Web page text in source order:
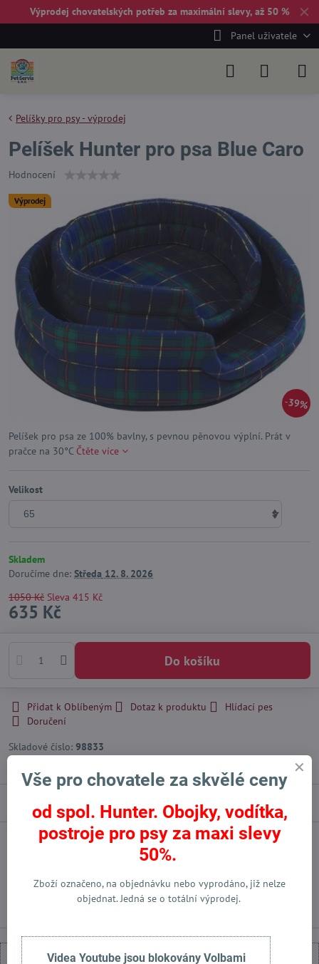
✕
Výprodej chovatelských potřeb za maximální slevy, až 50 %
Panel uživatele
Výprodej
39%
Pelíšky pro psy - výprodej
Pelíšek Hunter pro psa Blue Caro
Hodnocení
Pelíšek pro psa ze 100% bavlny, s pevnou pěnovou výplní. Prát v
pračce na 30°C Čtěte více
Velikost
Skladem
Doručíme dne: Středa 12. 8. 2026
1050 Kč Sleva 415 Kč
635 Kč
Do košíku
Přidat k Oblíbeným Dotaz k produktu
Hlídací pes
Doručení
Skladové číslo: 98833
BlueskyPinterest
Předchozí produkt Následující produkt
Vše pro chovatele za skvělé ceny
od spol. Hunter. Obojky, vodítka,
postroje pro psy za maxi slevy
50%.
Zboží označeno, na objednávku nebo vyprodáno, již nelze
objednat. Jedná se o totální výprodej.
Videa Youtube jsou blokovány Volbami